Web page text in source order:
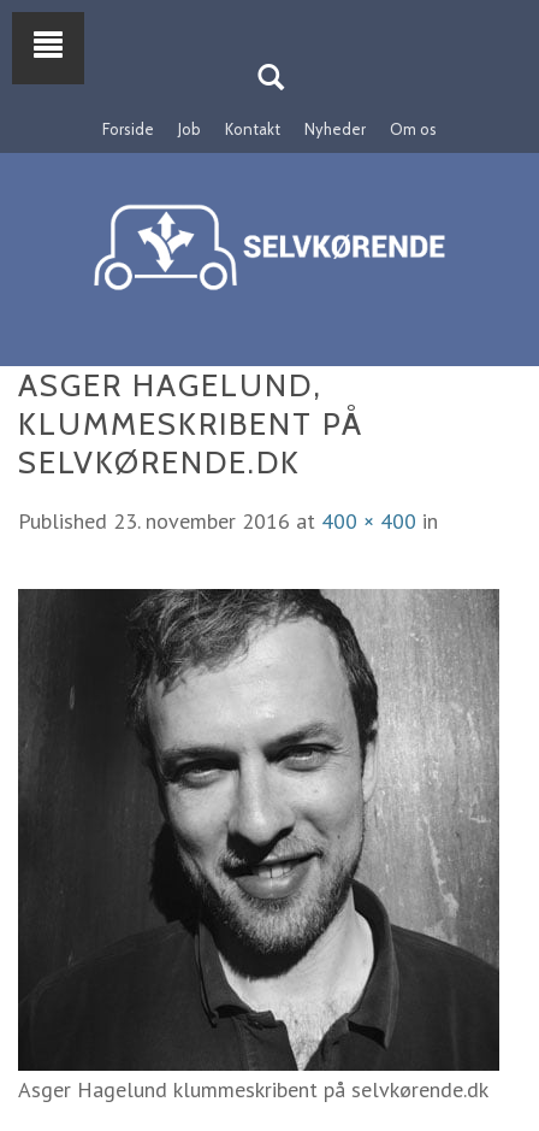
Forside Job Kontakt Nyheder Om os
ASGER HAGELUND,
KLUMMESKRIBENT PÅ
SELVKØRENDE.DK
Published 23. november 2016 at 400 × 400 in
Asger Hagelund klummeskribent på selvkørende.dk